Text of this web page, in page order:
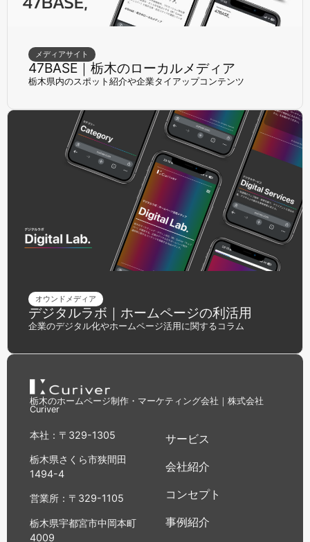
メディアサイト
47BASE｜栃木のローカルメディア
栃木県内のスポット紹介や企業タイアップコンテンツ
オウンドメディア
デジタルラボ｜ホームページの利活用
企業のデジタル化やホームページ活用に関するコラム
栃木のホームページ制作・マーケティング会社｜株式会社
Curiver
本社：〒329-1305
栃木県さくら市狭間田
1494-4
営業所：〒329-1105
栃木県宇都宮市中岡本町
4009
サービス
会社紹介
コンセプト
事例紹介